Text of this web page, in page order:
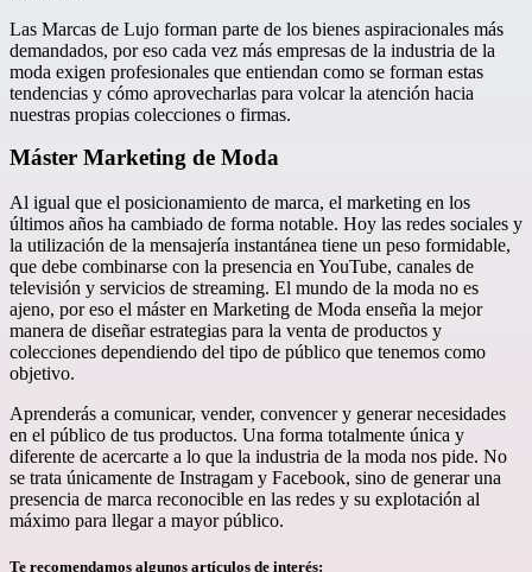
Las Marcas de Lujo forman parte de los bienes aspiracionales más
demandados, por eso cada vez más empresas de la industria de la
moda exigen profesionales que entiendan como se forman estas
tendencias y cómo aprovecharlas para volcar la atención hacia
nuestras propias colecciones o firmas.
Máster Marketing de Moda
Al igual que el posicionamiento de marca, el marketing en los
últimos años ha cambiado de forma notable. Hoy las redes sociales y
la utilización de la mensajería instantánea tiene un peso formidable,
que debe combinarse con la presencia en YouTube, canales de
televisión y servicios de streaming. El mundo de la moda no es
ajeno, por eso el máster en Marketing de Moda enseña la mejor
manera de diseñar estrategias para la venta de productos y
colecciones dependiendo del tipo de público que tenemos como
objetivo.
Aprenderás a comunicar, vender, convencer y generar necesidades
en el público de tus productos. Una forma totalmente única y
diferente de acercarte a lo que la industria de la moda nos pide. No
se trata únicamente de Instragam y Facebook, sino de generar una
presencia de marca reconocible en las redes y su explotación al
máximo para llegar a mayor público.
Te recomendamos algunos artículos de interés: